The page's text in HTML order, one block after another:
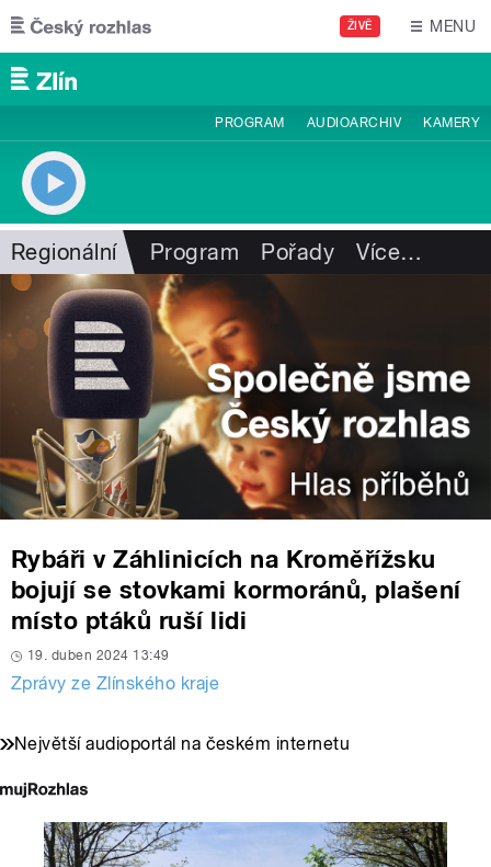
Přejít k hlavnímu obsahu
ŽIVĚ MENU
PROGRAM AUDIOARCHIV KAMERY
Regionální Program Pořady Více…
Rybáři v Záhlinicích na Kroměřížsku
bojují se stovkami kormoránů, plašení
místo ptáků ruší lidi
19. duben 2024 13:49
Zprávy ze Zlínského kraje
Největší audioportál na českém internetu